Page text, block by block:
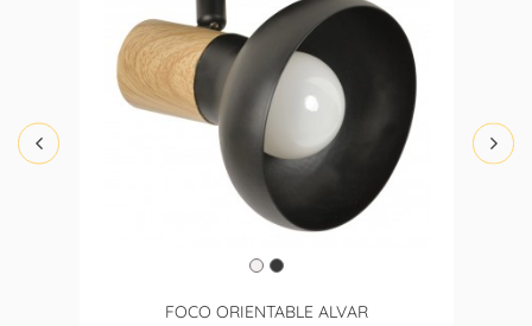
FOCO ORIENTABLE ALVAR